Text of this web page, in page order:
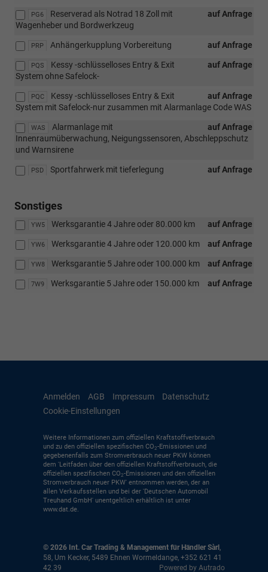
PG6 auf Anfrage
Reserverad als Notrad 18 Zoll mit
Wagenheber und Bordwerkzeug
PRP auf Anfrage
Anhängerkupplung Vorbereitung
PQS auf Anfrage
Kessy -schlüsselloses Entry & Exit
System ohne Safelock-
PQC auf Anfrage
Kessy -schlüsselloses Entry & Exit
System mit Safelock-nur zusammen mit Alarmanlage Code WAS
WAS auf Anfrage
Alarmanlage mit
Innenraumüberwachung, Neigungssensoren, Abschleppschutz
und Warnsirene
PSD auf Anfrage
Sportfahrwerk mit tieferlegung
Sonstiges
YW5 auf Anfrage
Werksgarantie 4 Jahre oder 80.000 km
YW6 auf Anfrage
Werksgarantie 4 Jahre oder 120.000 km
YW8 auf Anfrage
Werksgarantie 5 Jahre oder 100.000 km
7W9 auf Anfrage
Werksgarantie 5 Jahre oder 150.000 km
Anmelden AGB Impressum
Datenschutz
Cookie-Einstellungen
Weitere Informationen zum offiziellen Kraftstoffverbrauch
und zu den offiziellen spezifischen CO2-Emissionen und
gegebenenfalls zum Stromverbrauch neuer PKW können
dem 'Leitfaden über den offiziellen Kraftstoffverbrauch, die
offiziellen spezifischen CO2-Emissionen und den offiziellen
Stromverbrauch neuer PKW' entnommen werden, der an
allen Verkaufsstellen und bei der 'Deutschen Automobil
Treuhand GmbH' unentgeltlich erhältlich ist unter
www.dat.de.
© 2026 Int. Car Trading & Management für Händler Sàrl ,
58, Um Kecker, 5489 Ehnen Wormeldange, +352 621 41
42 39
Powered by Autrado